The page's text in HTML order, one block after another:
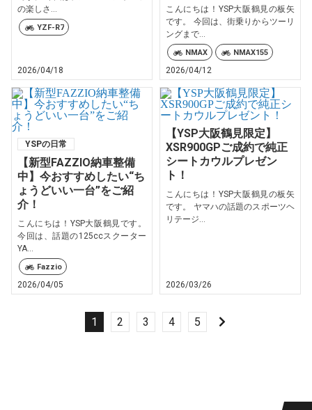
の楽しさ...
YZF-R7
2026/04/18
こんにちは！YSP大阪鶴見の板矢
です。 今回は、街乗りからツーリ
ングまで...
NMAX NMAX155
2026/04/12
YSPの日常
【新型FAZZIO納車整備
中】今おすすめしたい“ち
ょうどいい一台”をご紹
介！
こんにちは！YSP大阪鶴見です。
今回は、話題の125ccスクーター
YA...
Fazzio
2026/04/05
【YSP大阪鶴見限定】
XSR900GPご成約で純正
シートカウルプレゼン
ト！
こんにちは！YSP大阪鶴見の板矢
です。 ヤマハの話題のスポーツヘ
リテージ...
2026/03/26
1 2 3 4 5